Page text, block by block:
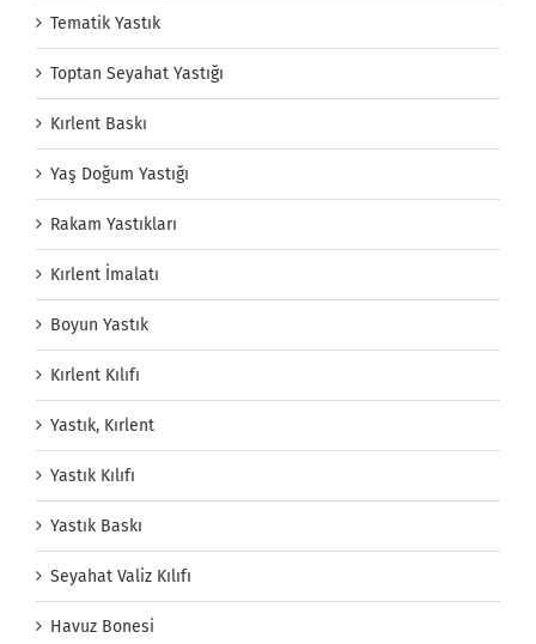
Tematik Yastık
Toptan Seyahat Yastığı
Kırlent Baskı
Yaş Doğum Yastığı
Rakam Yastıkları
Kırlent İmalatı
Boyun Yastık
Kırlent Kılıfı
Yastık, Kırlent
Yastık Kılıfı
Yastık Baskı
Seyahat Valiz Kılıfı
Havuz Bonesi